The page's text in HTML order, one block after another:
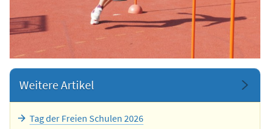
Weitere Artikel
Tag der Freien Schulen 2026